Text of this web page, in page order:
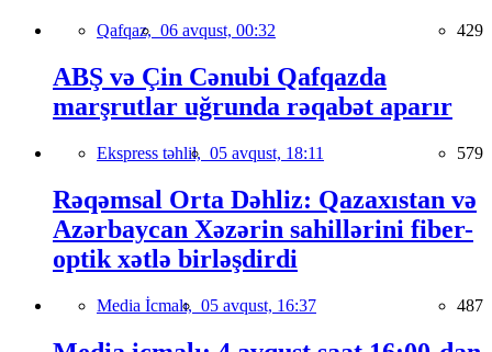
Qafqaz, 06 avqust, 00:32 429
ABŞ və Çin Cənubi Qafqazda
marşrutlar uğrunda rəqabət aparır
Ekspress təhlil, 05 avqust, 18:11 579
Rəqəmsal Orta Dəhliz: Qazaxıstan və
Azərbaycan Xəzərin sahillərini fiber-
optik xətlə birləşdirdi
Media İcmalı, 05 avqust, 16:37 487